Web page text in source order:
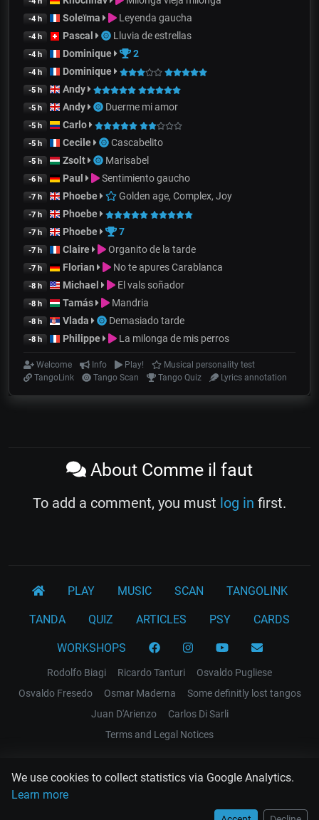
We use cookies to collect statistics via Google Analytics.
Learn more
-4 h Soleïma Leyenda gaucha
-4 h Pascal Lluvia de estrellas
-4 h Dominique 2
-4 h Dominique
-5 h Andy
-5 h Andy Duerme mi amor
-5 h Carlo
-5 h Cecile Cascabelito
-5 h Zsolt Marisabel
-6 h Paul Sentimiento gaucho
-7 h Phoebe Golden age, Complex, Joy
-7 h Phoebe
-7 h Phoebe 7
-7 h Claire Organito de la tarde
-7 h Florian No te apures Carablanca
-8 h Michael El vals soñador
-8 h Tamás Mandria
-8 h Vlada Demasiado tarde
-8 h Philippe La milonga de mis perros
Welcome Info Play!
Musical personality test
TangoLink
Tango Scan Tango Quiz Lyrics annotation
About Comme il faut
To add a comment, you must log in first.
PLAY MUSIC SCAN TANGOLINK
TANDA QUIZ ARTICLES PSY CARDS
WORKSHOPS
Rodolfo Biagi Ricardo Tanturi
Osvaldo Pugliese
Osvaldo Fresedo
Osmar Maderna
Some definitly lost tangos
Juan D'Arienzo
Carlos Di Sarli
Terms and Legal Notices
EL RECODO TANGO